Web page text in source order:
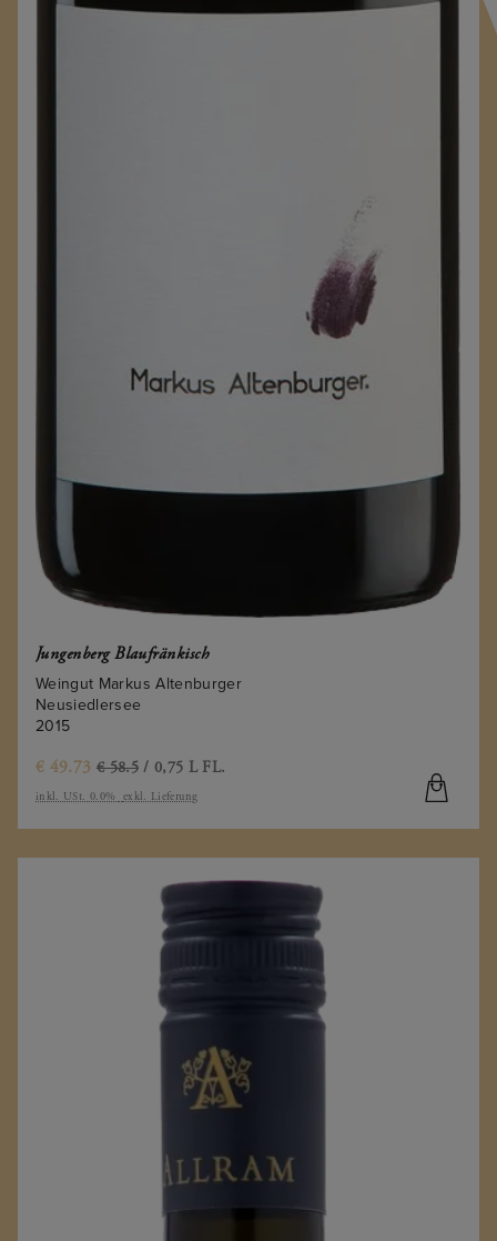
Jungenberg Blaufränkisch
Weingut Markus Altenburger
Neusiedlersee
2015
€ 49.73 € 58.5 / 0,75 L FL.
inkl. USt. 0.0% exkl. Lieferung